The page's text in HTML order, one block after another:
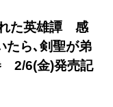
た英雄譚 感
たら､剣聖が弟
2/6(金)発売記